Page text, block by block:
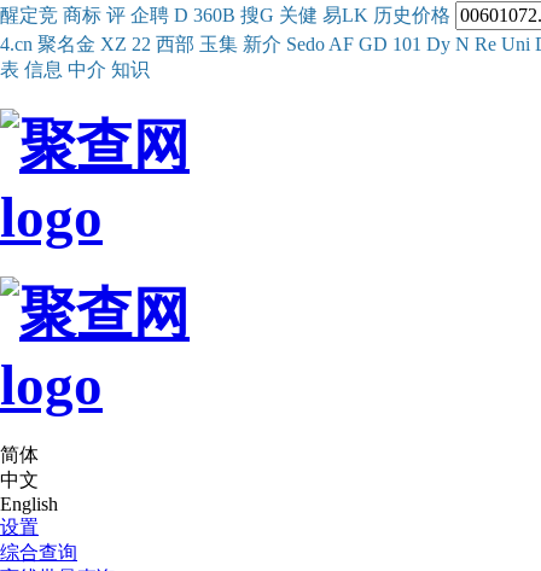
醒定竞 商标 评 企聘 D 360B 搜G 关健 易LK 历史价格
4.cn 聚名金 XZ 22 西部 玉集 新介 Sedo AF GD 101 Dy N Re Uni
表 信息 中介 知识